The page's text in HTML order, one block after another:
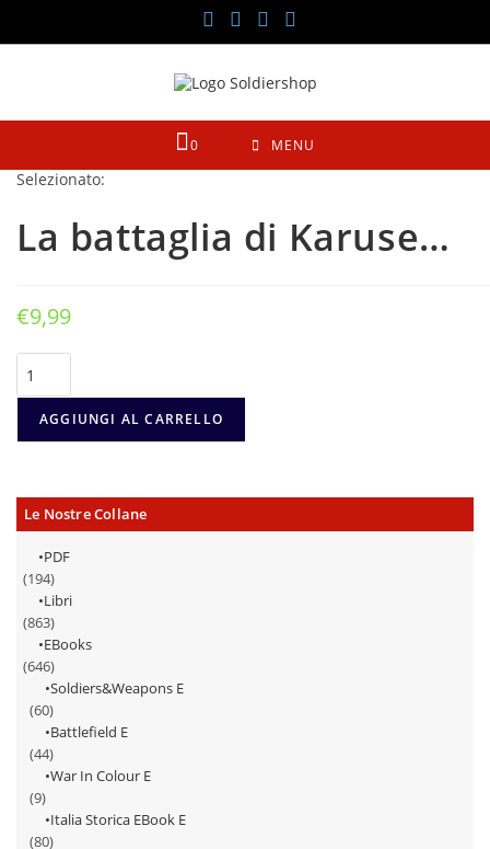
contenuto
0 MENU
Selezionato:
La battaglia di Karuse…
€9,99
La
battaglia
di
Karuse
1270
AGGIUNGI AL CARRELLO
Le Nostre Collane
PDF
(194)
Libri
(863)
EBooks
(646)
Soldiers&Weapons E
(60)
Battlefield E
(44)
War In Colour E
(9)
Italia Storica EBook E
(80)